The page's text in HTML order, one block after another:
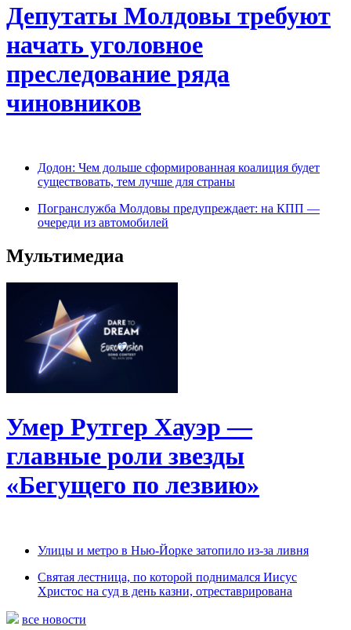
Депутаты Молдовы требуют
начать уголовное
преследование ряда
чиновников
Додон: Чем дольше сформированная коалиция будет
существовать, тем лучше для страны
Погранслужба Молдовы предупреждает: на КПП —
очереди из автомобилей
Мультимедиа
Умер Рутгер Хауэр —
главные роли звезды
«Бегущего по лезвию»
Улицы и метро в Нью-Йорке затопило из-за ливня
Святая лестница, по которой поднимался Иисус
Христос на суд в день казни, отреставрирована
все новости